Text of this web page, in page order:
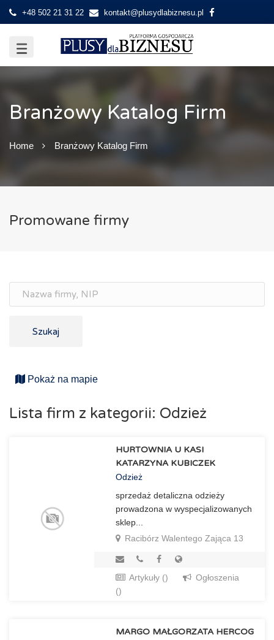
+48 502 21 31 22 kontakt@plusydlabiznesu.pl
Branżowy Katalog Firm
Home Branżowy Katalog Firm
Promowane firmy
Szukaj
Pokaż na mapie
Lista firm z kategorii: Odzież
HURTOWNIA U KASI
KATARZYNA KUBICZEK
Odzież
sprzedaż detaliczna odzieży
prowadzona w wyspecjalizowanych
sklep...
Racibórz Walentego Zająca 13
Artykuły ()
Ogłoszenia
()
MARGO MAŁGORZATA HERCOG